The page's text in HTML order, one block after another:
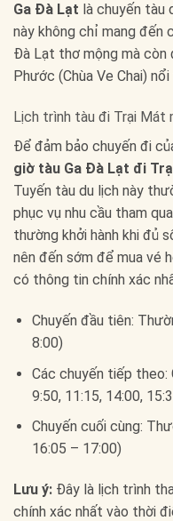
Ga Đà Lạt là chuyến tàu
này không chỉ mang đến
Đà Lạt thơ mộng mà còn
Phước (Chùa Ve Chai)
Lịch trình tàu đi Trại Mát
Để đảm bảo chuyến đi
giờ tàu Ga Đà Lạt đi
Tuyến tàu du lịch này
phục vụ nhu cầu tham
thường khởi hành khi đủ
nên đến sớm để mua vé
có thông tin chính xác
Chuyến đầu tiên:
8:00)
Các chuyến tiếp theo:
9:50, 11:15, 14:00,
Chuyến cuối cùng:
16:05 – 17:00)
Lưu ý: Đây là lịch trình
chính xác nhất vào thời